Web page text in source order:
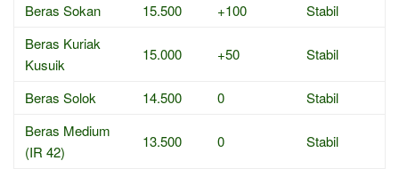
Beras Sokan 15.500 +100
Stabil
Beras Kuriak
Kusuik
15.000 +50 Stabil
Beras Solok 14.500 0
Stabil
Beras Medium
(IR 42)
13.500 0 Stabil